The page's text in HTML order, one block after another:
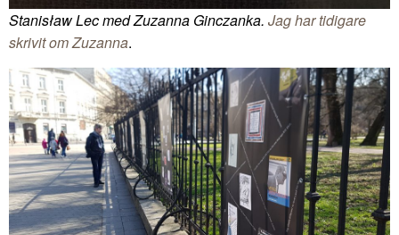
Stanisław Lec med Zuzanna Ginczanka. Jag har tidigare
skrivit om Zuzanna.